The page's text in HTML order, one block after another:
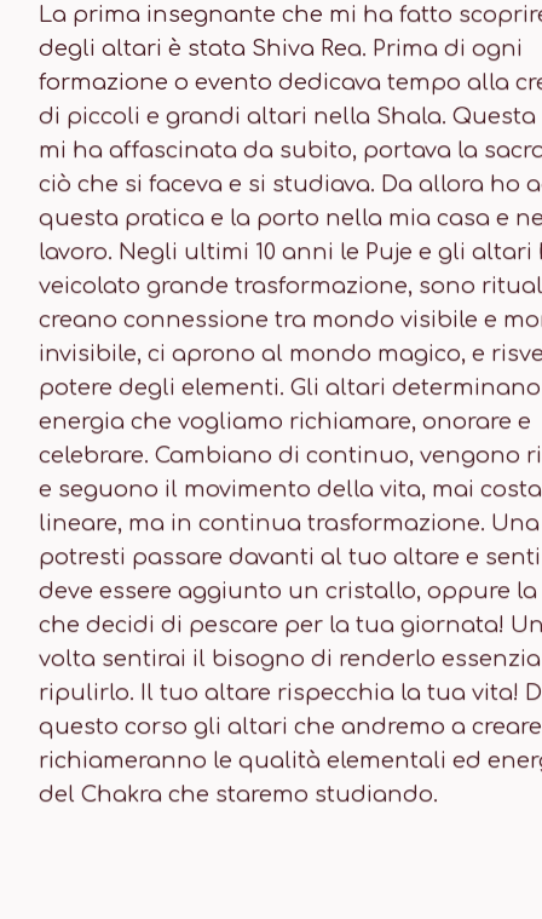
La prima insegnante che mi ha fatto
degli altari è stata Shiva Rea. Prima di ogni
formazione o evento dedicava tempo alla
di piccoli e grandi altari nella Shala.
mi ha affascinata da subito, portava la
ciò che si faceva e si studiava. Da allora ho
questa pratica e la porto nella mia casa e
lavoro. Negli ultimi 10 anni le Puje e gli
veicolato grande trasformazione, sono
creano connessione tra mondo visibile e
invisibile, ci aprono al mondo magico, e
potere degli elementi. Gli altari
energia che vogliamo richiamare, onorare e
celebrare. Cambiano di continuo, vengono
e seguono il movimento della vita, mai
lineare, ma in continua trasformazione.
potresti passare davanti al tuo altare e
deve essere aggiunto un cristallo, oppure
che decidi di pescare per la tua giornata!
volta sentirai il bisogno di renderlo
ripulirlo. Il tuo altare rispecchia la tua vita!
questo corso gli altari che andremo a creare
richiameranno le qualità elementali ed
del Chakra che staremo studiando.